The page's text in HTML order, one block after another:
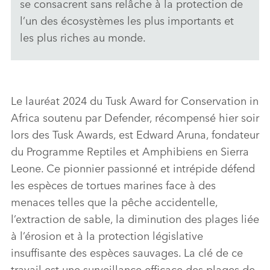
se consacrent sans relâche à la protection de
l’un des écosystèmes les plus importants et
les plus riches au monde.
Le lauréat 2024 du Tusk Award for Conservation in
Africa soutenu par Defender, récompensé hier soir
lors des Tusk Awards, est Edward Aruna, fondateur
du Programme Reptiles et Amphibiens en Sierra
Leone. Ce pionnier passionné et intrépide défend
les espèces de tortues marines face à des
menaces telles que la pêche accidentelle,
l’extraction de sable, la diminution des plages liée
à l’érosion et à la protection législative
insuffisante des espèces sauvages. La clé de ce